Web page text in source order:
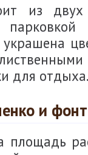
из
украшена
для
и
площадь